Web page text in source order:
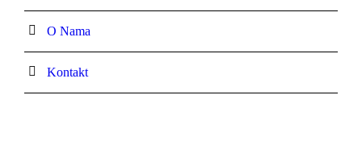
O Nama
Kontakt